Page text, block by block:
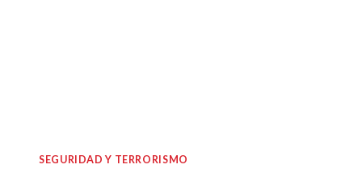
SEGURIDAD Y TERRORISMO